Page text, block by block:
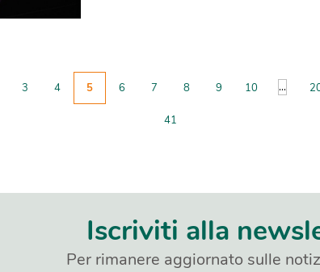
3 4 5 6 7 8 9 10 ...
41
Iscriviti alla
Per rimanere aggiornato sulle